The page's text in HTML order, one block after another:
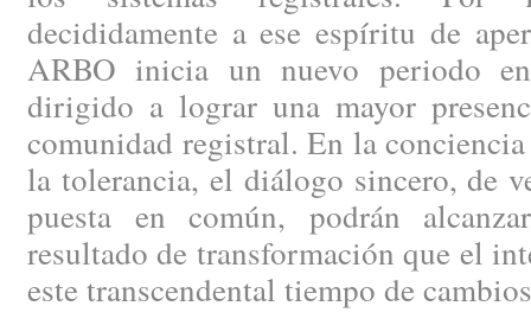
decididamente a ese espíritu de
ARBO inicia un nuevo periodo
dirigido a lograr una mayor
comunidad registral. En la
la tolerancia, el diálogo sincero, de
puesta en común, podrán
resultado de transformación que el
este transcendental tiempo de